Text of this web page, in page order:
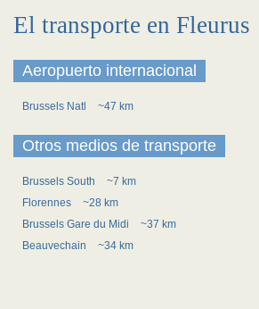
El transporte en Fleurus
Aeropuerto internacional
Brussels Natl ~47 km
Otros medios de transporte
Brussels South
~7 km
Florennes
~28 km
Brussels Gare du Midi
~37 km
Beauvechain
~34 km